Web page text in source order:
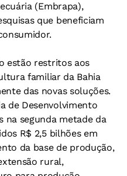
(Embrapa),
que beneficiam
estão restritos aos
familiar da Bahia
das novas soluções.
de Desenvolvimento
na segunda metade da
R$ 2,5 bilhões em
da base de produção,
rural,